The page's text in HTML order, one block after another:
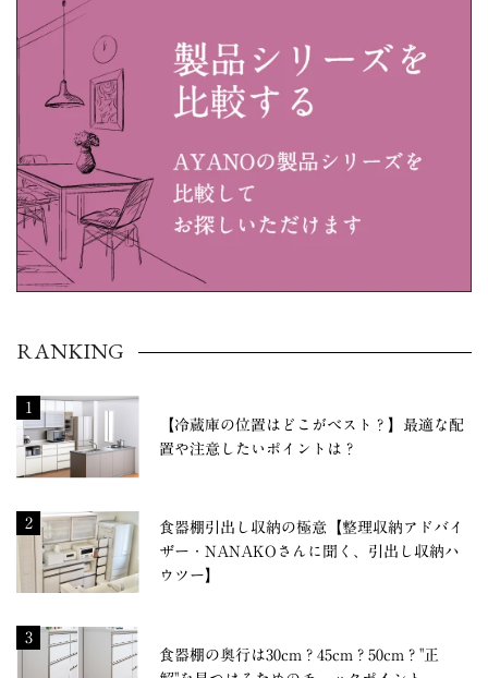
RANKING
1
【冷蔵庫の位置はどこがベスト？】最適な配
置や注意したいポイントは？
2
食器棚引出し収納の極意【整理収納アドバイ
ザー・NANAKOさんに聞く、引出し収納ハ
ウツー】
3
食器棚の奥行は30cm？45cm？50cm？"正